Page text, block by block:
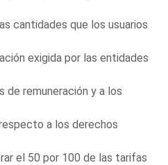
cantidades que los usuarios
exigida por las entidades
de remuneración y a los
a los derechos
el 50 por 100 de las tarifas